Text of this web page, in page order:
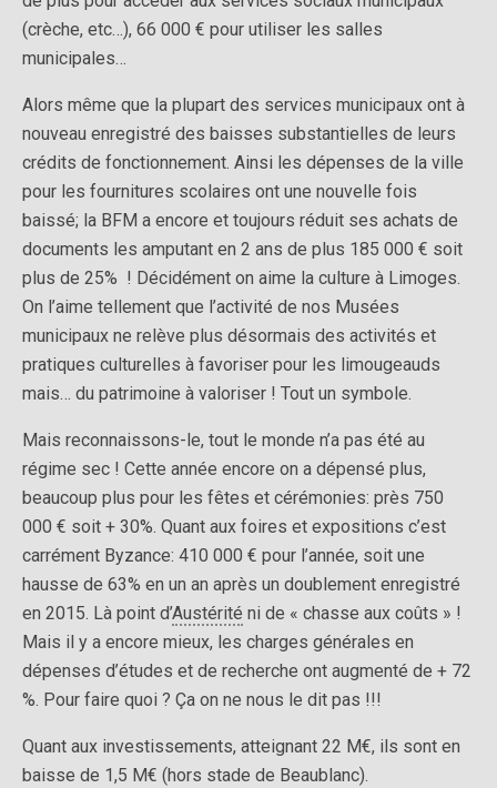
(crèche, etc…), 66 000 € pour utiliser les salles
municipales…
Alors même que la plupart des services municipaux ont à
nouveau enregistré des baisses substantielles de leurs
crédits de fonctionnement. Ainsi les dépenses de la ville
pour les fournitures scolaires ont une nouvelle fois
baissé; la BFM a encore et toujours réduit ses achats de
documents les amputant en 2 ans de plus 185 000 € soit
plus de 25% ! Décidément on aime la culture à Limoges.
On l’aime tellement que l’activité de nos Musées
municipaux ne relève plus désormais des activités et
pratiques culturelles à favoriser pour les limougeauds
mais… du patrimoine à valoriser ! Tout un symbole.
Mais reconnaissons-le, tout le monde n’a pas été au
régime sec ! Cette année encore on a dépensé plus,
beaucoup plus pour les fêtes et cérémonies: près 750
000 € soit + 30%. Quant aux foires et expositions c’est
carrément Byzance: 410 000 € pour l’année, soit une
hausse de 63% en un an après un doublement enregistré
en 2015. Là point d’Austérité ni de « chasse aux coûts » !
Mais il y a encore mieux, les charges générales en
dépenses d’études et de recherche ont augmenté de + 72
%. Pour faire quoi ? Ça on ne nous le dit pas !!!
Quant aux investissements, atteignant 22 M€, ils sont en
baisse de 1,5 M€ (hors stade de Beaublanc).